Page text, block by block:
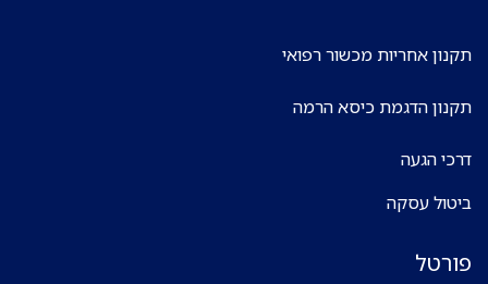
תקנון אחריות מכשור רפואי
תקנון הדגמת כיסא הרמה
דרכי הגעה
ביטול עסקה
פורטל